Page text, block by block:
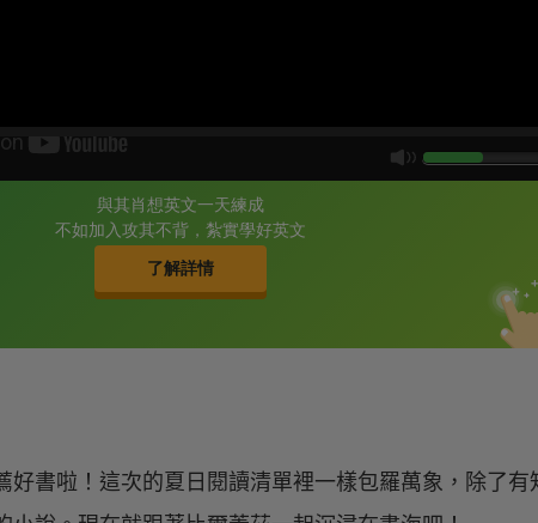
好書啦！這次的夏日閱讀清單裡一樣包羅萬象，除了有